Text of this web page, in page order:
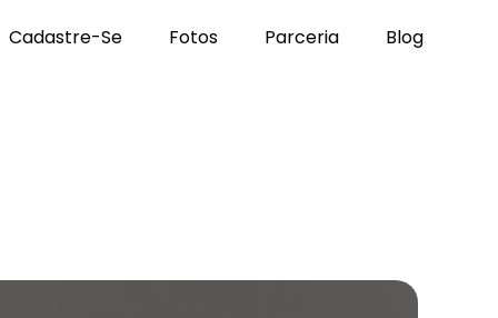
Cadastre-Se Fotos Parceria Blog